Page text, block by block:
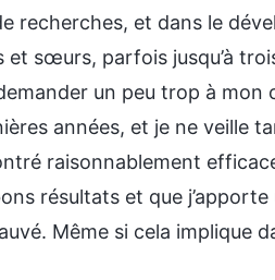
recherches, et dans le
et sœurs, parfois jusqu’à
un peu trop à mon
années, et je ne veille
raisonnablement
résultats et que
Même si cela